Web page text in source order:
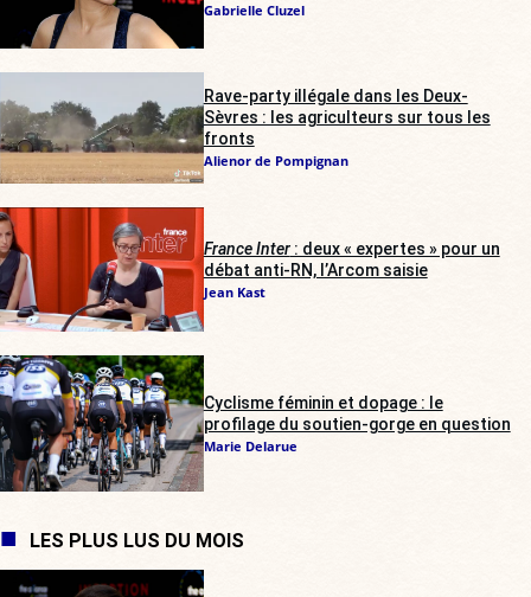
Gabrielle Cluzel
Rave-party illégale dans les Deux-
Sèvres : les agriculteurs sur tous les
fronts
Alienor de Pompignan
France Inter: deux « expertes » pour un
débat anti-RN, l’Arcom saisie
Jean Kast
Cyclisme féminin et dopage : le
profilage du soutien-gorge en question
Marie Delarue
LES PLUS LUS DU MOIS